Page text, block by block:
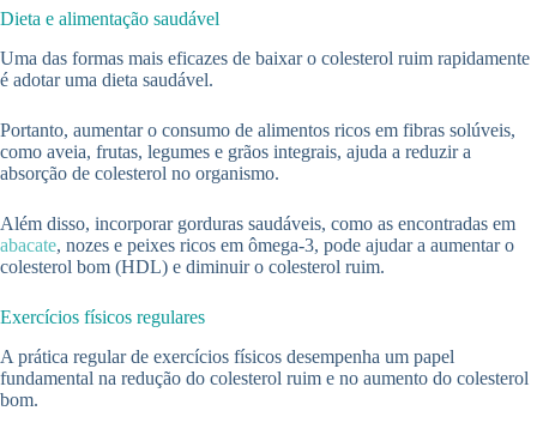
Dieta e alimentação saudável
Uma das formas mais eficazes de baixar o colesterol ruim rapidamente
é adotar uma dieta saudável.
Portanto, aumentar o consumo de alimentos ricos em fibras solúveis,
como aveia, frutas, legumes e grãos integrais, ajuda a reduzir a
absorção de colesterol no organismo.
Além disso, incorporar gorduras saudáveis, como as encontradas em
abacate, nozes e peixes ricos em ômega-3, pode ajudar a aumentar o
colesterol bom (HDL) e diminuir o colesterol ruim.
Exercícios físicos regulares
A prática regular de exercícios físicos desempenha um papel
fundamental na redução do colesterol ruim e no aumento do colesterol
bom.